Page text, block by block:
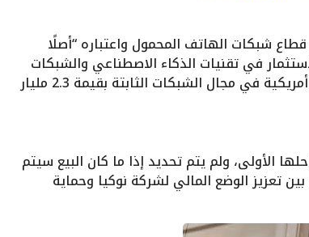
قطاع شبكات الهاتف المحمول واعتباره “أصلًا
في تقنيات الذكاء الاصطناعي والشبكات
الثابتة، بما في ذلك استحواذها مؤخرًا على شركة أمريكية في مجال الشبكات الثابتة بقيمة 2.3 مليار
الأولى، ولم يتم تحديد إذا ما كان البيع سيتم
تعزيز الوضع المالي لشركة نوكيا وحماية